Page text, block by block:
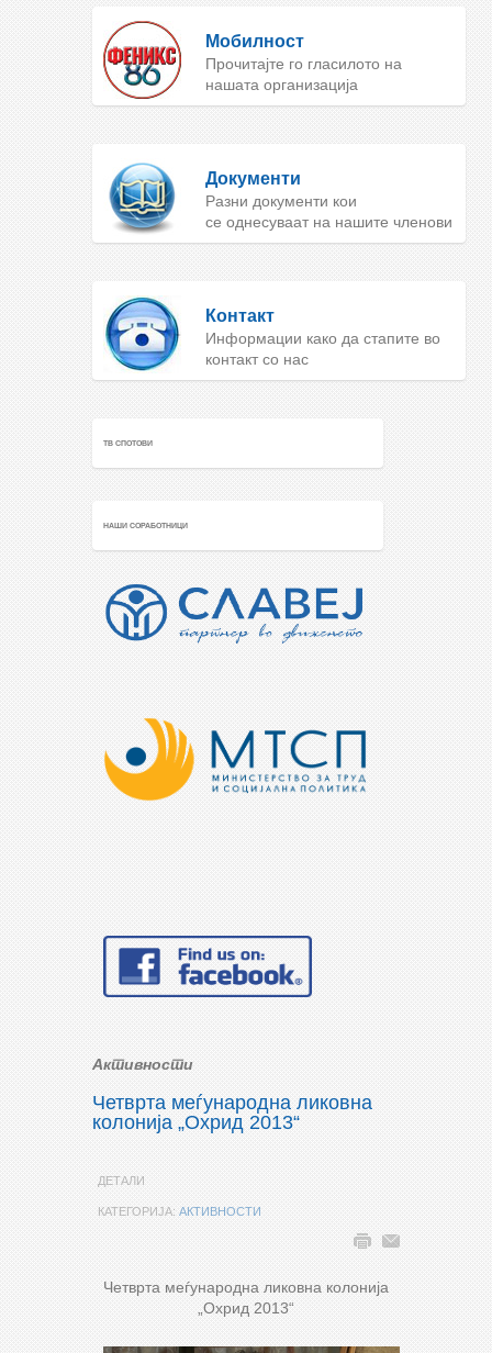
Мобилност
Прочитајте го гласилото на
нашата организација
Документи
Разни документи кои
се однесуваат на нашите членови
Контакт
Информации како да стапите во
контакт со нас
ТВ СПОТОВИ
НАШИ СОРАБОТНИЦИ
Активности
Четврта меѓународна ликовна
колонија „Охрид 2013“
ДЕТАЛИ
КАТЕГОРИЈА: АКТИВНОСТИ
Четврта меѓународна ликовна колонија
„Охрид 2013“